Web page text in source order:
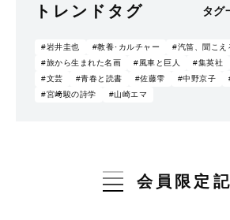
トレンドタグ タグ
#岩井圭也 #教養･カルチャー
#汽笛、聞こえ
#旅から生まれた名画
#風車と巨人 #集英社
#文芸
#青春と読書 #佐藤雫 #中野京子
#宮﨑駿の詩学
#山崎エマ
会員限定